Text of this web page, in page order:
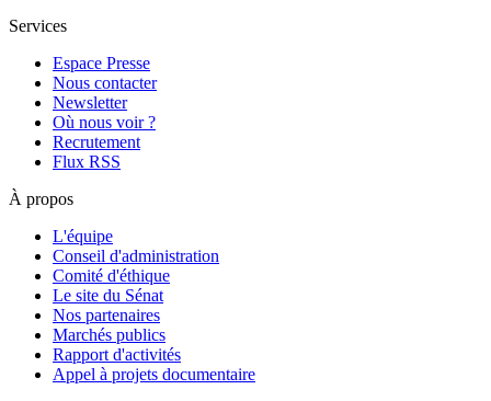
Services
Espace Presse
Nous contacter
Newsletter
Où nous voir ?
Recrutement
Flux RSS
À propos
L'équipe
Conseil d'administration
Comité d'éthique
Le site du Sénat
Nos partenaires
Marchés publics
Rapport d'activités
Appel à projets documentaire